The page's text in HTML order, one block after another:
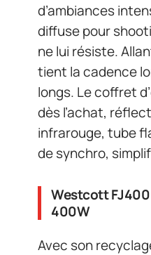
d’ambiances
diffuse pour
ne lui résiste.
tient la cadence
longs. Le coffret
dès l’achat,
infrarouge, tube
de synchro,
Westcott
400W
Avec son